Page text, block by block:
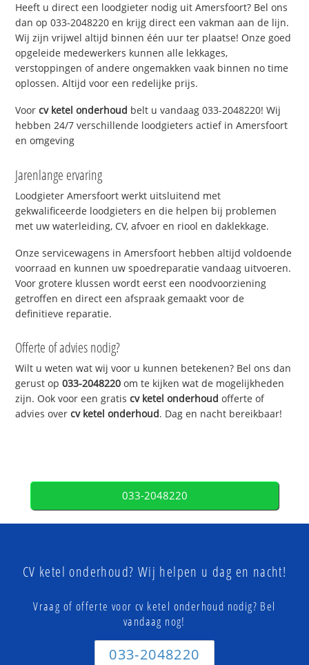
Heeft u direct een loodgieter nodig uit Amersfoort? Bel ons
dan op 033-2048220 en krijg direct een vakman aan de lijn.
Wij zijn vrijwel altijd binnen één uur ter plaatse! Onze goed
opgeleide medewerkers kunnen alle lekkages,
verstoppingen of andere ongemakken vaak binnen no time
oplossen. Altijd voor een redelijke prijs.
Voorcv ketel onderhoud belt u vandaag 033-2048220! Wij
hebben 24/7 verschillende loodgieters actief in Amersfoort
en omgeving
Jarenlange ervaring
Loodgieter Amersfoort werkt uitsluitend met
gekwalificeerde loodgieters en die helpen bij problemen
met uw waterleiding, CV, afvoer en riool en daklekkage.
Onze servicewagens in Amersfoort hebben altijd voldoende
voorraad en kunnen uw spoedreparatie vandaag uitvoeren.
Voor grotere klussen wordt eerst een noodvoorziening
getroffen en direct een afspraak gemaakt voor de
definitieve reparatie.
Offerte of advies nodig?
Wilt u weten wat wij voor u kunnen betekenen? Bel ons dan
gerust op033-2048220 om te kijken wat de mogelijkheden
zijn. Ook voor een gratiscv ketel onderhoud offerte of
advies overcv ketel onderhoud. Dag en nacht bereikbaar!
033-2048220
CV ketel onderhoud? Wij helpen u dag en nacht!
Vraag of offerte voor cv ketel onderhoud nodig? Bel
vandaag nog!
033-2048220